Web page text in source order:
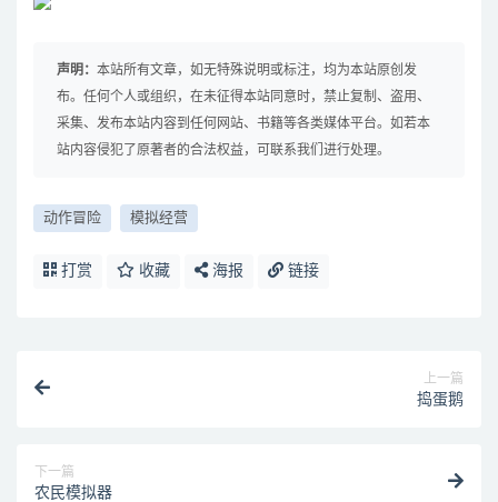
声明： 本站所有文章，如无特殊说明或标注，均为本站原创发
布。任何个人或组织，在未征得本站同意时，禁止复制、盗用、
采集、发布本站内容到任何网站、书籍等各类媒体平台。如若本
站内容侵犯了原著者的合法权益，可联系我们进行处理。
动作冒险 模拟经营
打赏 收藏 海报 链接
上一篇
捣蛋鹅
下一篇
农民模拟器